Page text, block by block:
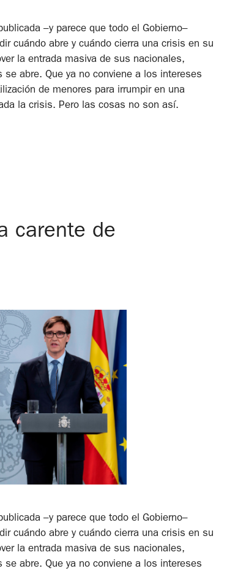
–y parece que todo el Gobierno–
cuándo abre y cuándo cierra una crisis en su
la entrada masiva de sus nacionales,
abre. Que ya no conviene a los intereses
de menores para irrumpir en una
la crisis. Pero las cosas no son así.
carente de
–y parece que todo el Gobierno–
cuándo abre y cuándo cierra una crisis en su
la entrada masiva de sus nacionales,
abre. Que ya no conviene a los intereses